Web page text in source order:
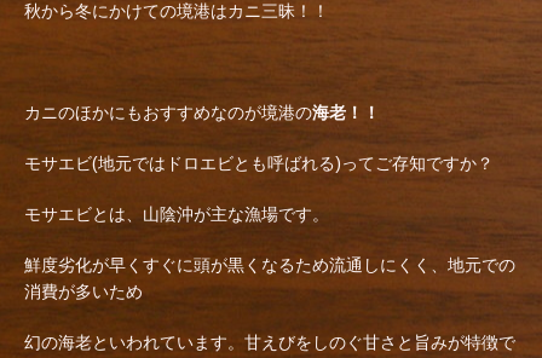
秋から冬にかけての境港はカニ三昧！！
カニのほかにもおすすめなのが境港の海老！！
モサエビ(地元ではドロエビとも呼ばれる)ってご存知ですか？
モサエビとは、山陰沖が主な漁場です。
鮮度劣化が早くすぐに頭が黒くなるため流通しにくく、地元での
消費が多いため
幻の海老といわれています。甘えびをしのぐ甘さと旨みが特徴で